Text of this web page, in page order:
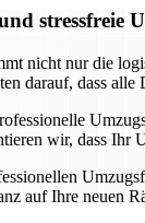
stressfreie
nicht nur die
darauf, dass
wir, dass
auf Ihre neuen